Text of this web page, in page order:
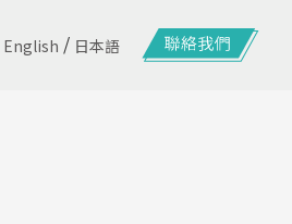
English / 日本語